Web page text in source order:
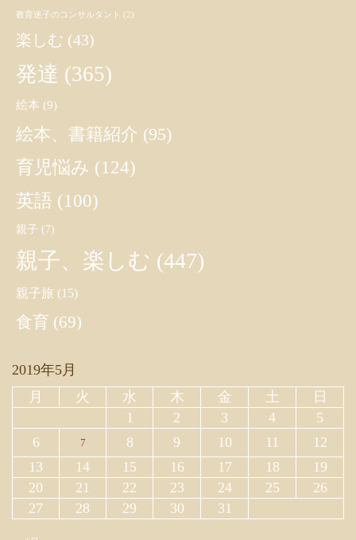
教育迷子のコンサルタント (2)
楽しむ (43)
発達 (365)
絵本 (9)
絵本、書籍紹介 (95)
育児悩み (124)
英語 (100)
親子 (7)
親子、楽しむ (447)
親子旅 (15)
食育 (69)
2019年5月
月
火 水 木 金 土
日
1
2 3 4
5
6
7 8 9 10 11
12
13
14 15 16 17 18
19
20
21 22 23 24 25
26
27
28 29 30 31